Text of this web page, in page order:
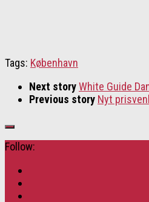
Tags: København
Next storyWhite Guide
Previous story Nyt
Follow: